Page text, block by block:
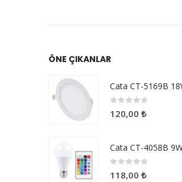
ÖNE ÇIKANLAR
120,00 ₺
118,00 ₺